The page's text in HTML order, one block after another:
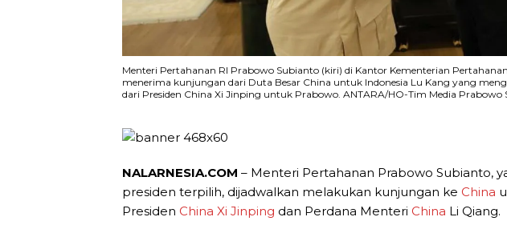
Menteri Pertahanan RI Prabowo Subianto (kiri) di Kantor Kementerian
menerima kunjungan dari Duta Besar China untuk Indonesia Lu Kang yang
dari Presiden China Xi Jinping untuk Prabowo. ANTARA/HO-Tim Media Prabowo
NALARNESIA.COM – Menteri Pertahanan Prabowo Subianto,
presiden terpilih, dijadwalkan melakukan kunjungan ke China
Presiden China Xi Jinping dan Perdana Menteri China Li Qiang.